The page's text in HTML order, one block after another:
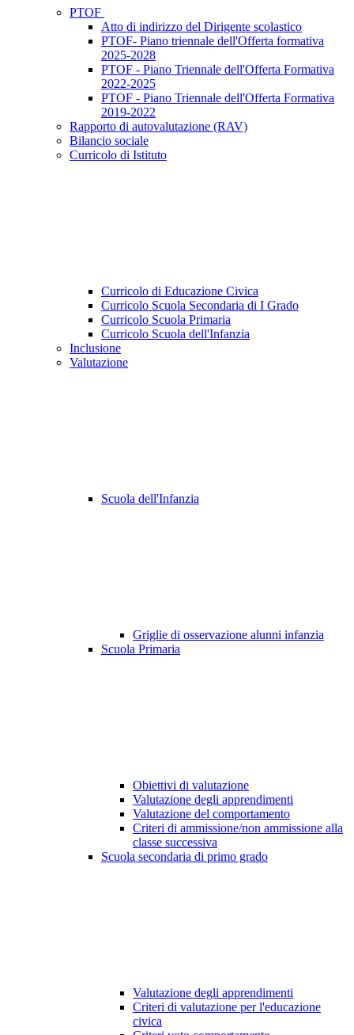
PTOF
Atto di indirizzo del Dirigente scolastico
PTOF- Piano triennale dell'Offerta formativa
2025-2028
PTOF - Piano Triennale dell'Offerta Formativa
2022-2025
PTOF - Piano Triennale dell'Offerta Formativa
2019-2022
Rapporto di autovalutazione (RAV)
Bilancio sociale
Curricolo di Istituto
Curricolo di Educazione Civica
Curricolo Scuola Secondaria di I Grado
Curricolo Scuola Primaria
Curricolo Scuola dell'Infanzia
Inclusione
Valutazione
Scuola dell'Infanzia
Griglie di osservazione alunni infanzia
Scuola Primaria
Obiettivi di valutazione
Valutazione degli apprendimenti
Valutazione del comportamento
Criteri di ammissione/non ammissione alla
classe successiva
Scuola secondaria di primo grado
Valutazione degli apprendimenti
Criteri di valutazione per l'educazione
civica